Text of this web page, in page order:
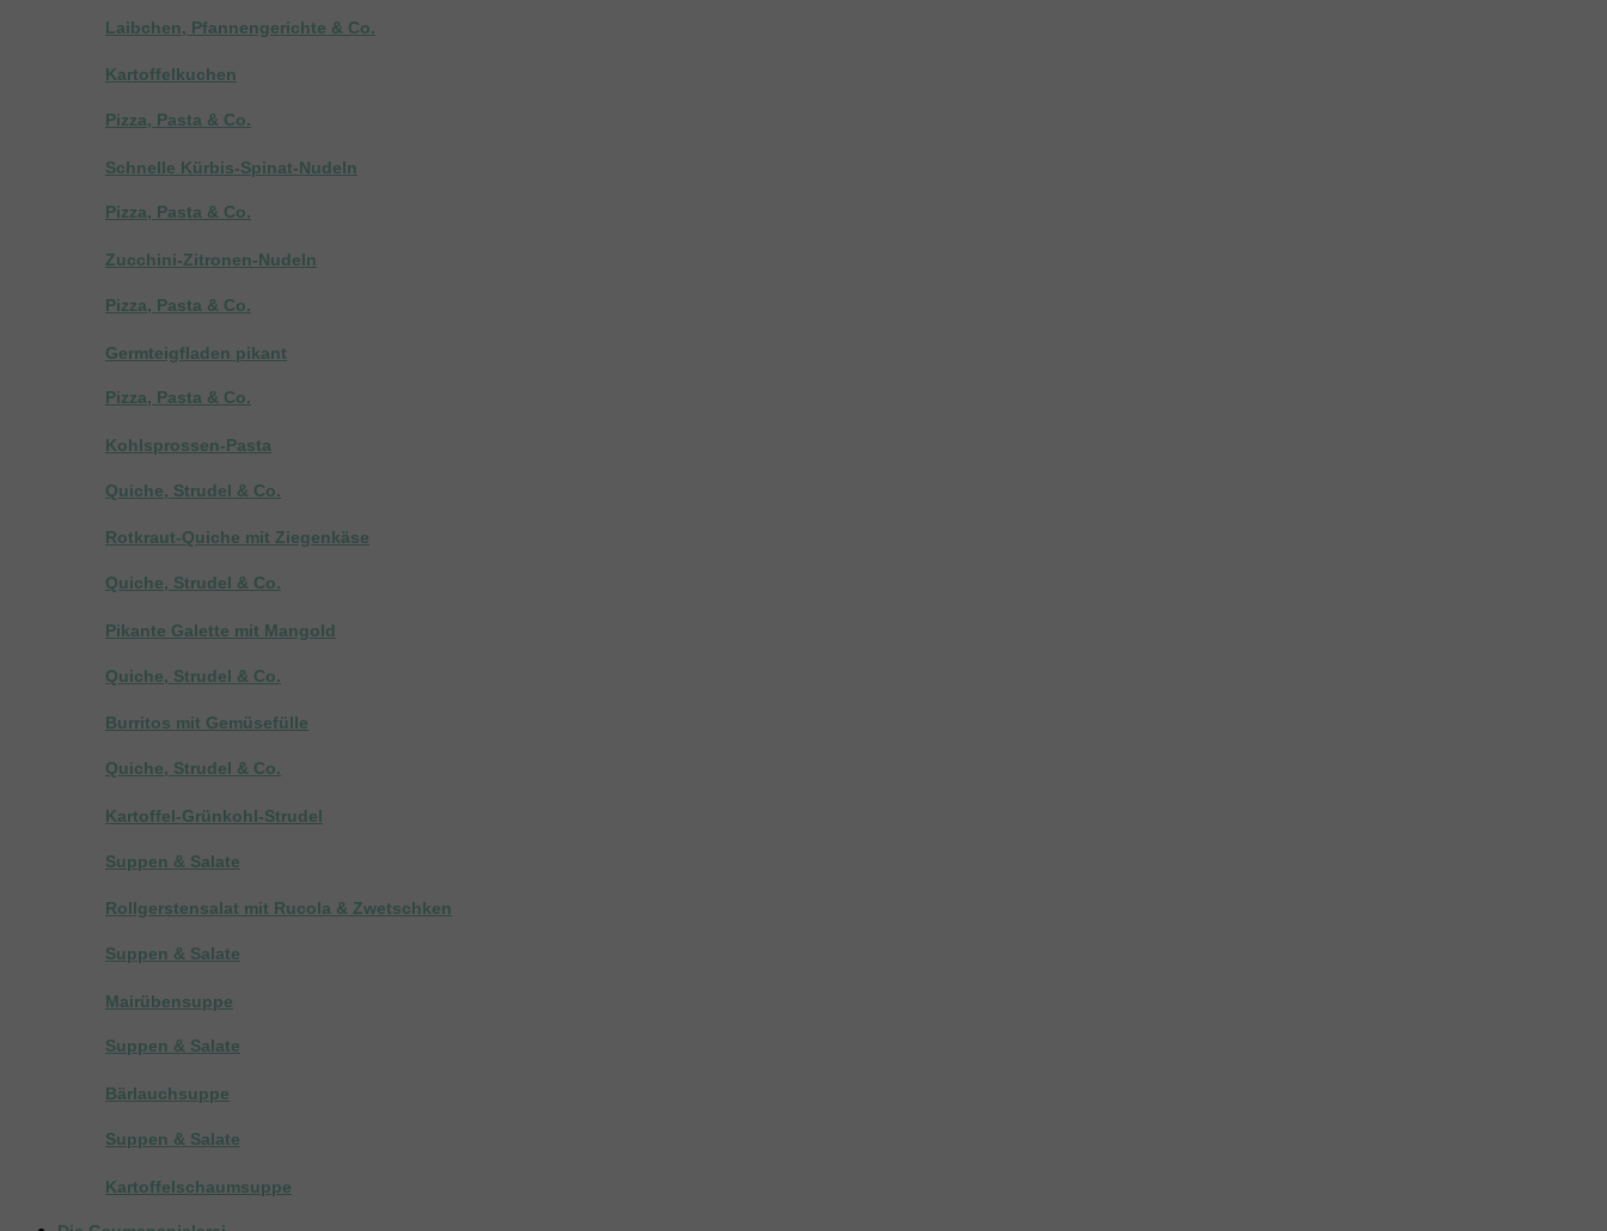
Laibchen, Pfannengerichte & Co.
Kartoffelkuchen
Pizza, Pasta & Co.
Schnelle Kürbis-Spinat-Nudeln
Pizza, Pasta & Co.
Zucchini-Zitronen-Nudeln
Pizza, Pasta & Co.
Germteigfladen pikant
Pizza, Pasta & Co.
Kohlsprossen-Pasta
Quiche, Strudel & Co.
Rotkraut-Quiche mit Ziegenkäse
Quiche, Strudel & Co.
Pikante Galette mit Mangold
Quiche, Strudel & Co.
Burritos mit Gemüsefülle
Quiche, Strudel & Co.
Kartoffel-Grünkohl-Strudel
Suppen & Salate
Rollgerstensalat mit Rucola & Zwetschken
Suppen & Salate
Mairübensuppe
Suppen & Salate
Bärlauchsuppe
Suppen & Salate
Kartoffelschaumsuppe